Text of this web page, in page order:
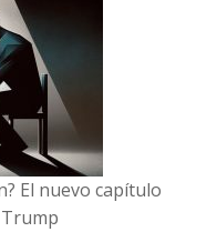
El nuevo capítulo